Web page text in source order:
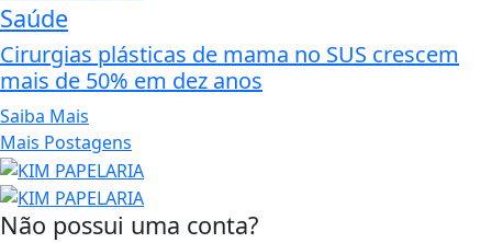
Saúde
Cirurgias plásticas de mama no SUS crescem
mais de 50% em dez anos
Saiba Mais
Mais Postagens
Não possui uma conta?